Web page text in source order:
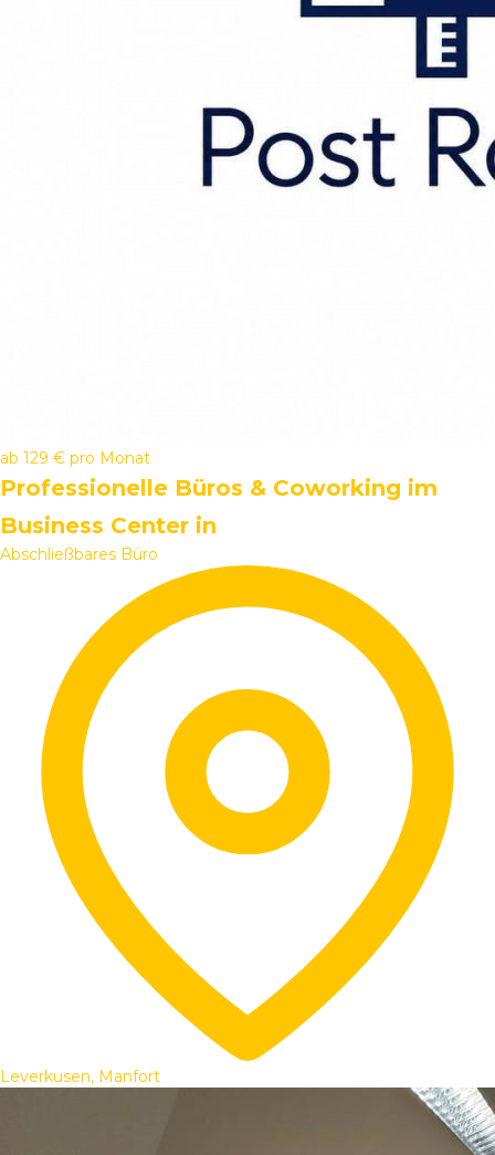
ab 129 € pro Monat
Professionelle Büros & Coworking im
Business Center in
Abschließbares Büro
Leverkusen, Manfort